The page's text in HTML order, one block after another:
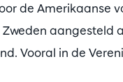
de Amerikaanse
aangesteld
Vooral in de